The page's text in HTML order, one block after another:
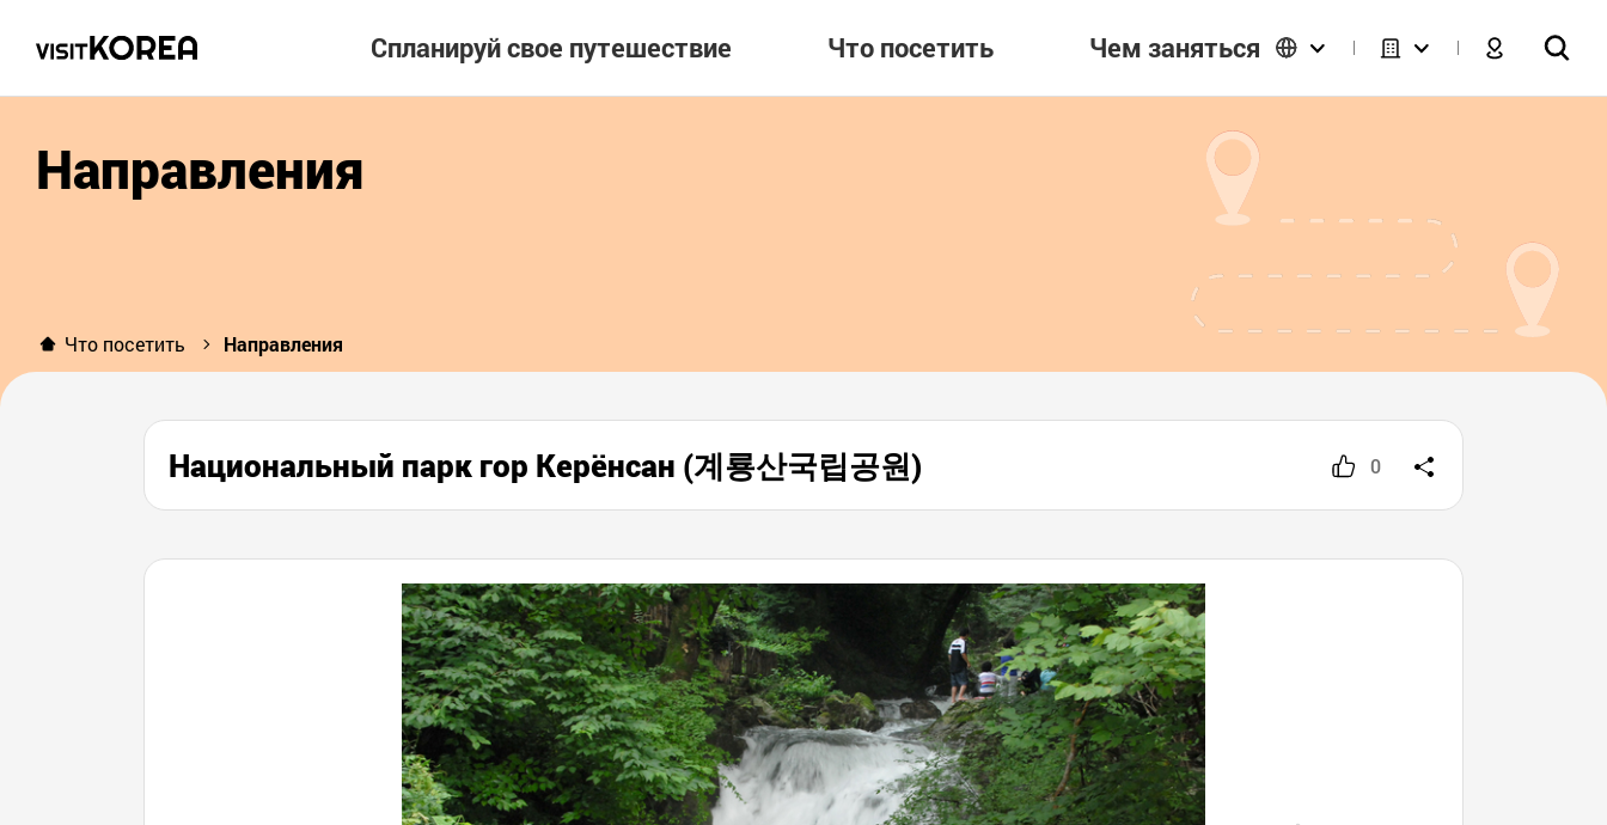
Спланируй свое путешествие Что посетить Чем заняться
Направления
Что посетить Направления
Национальный парк гор Керёнсан (계룡산국립공원) 0